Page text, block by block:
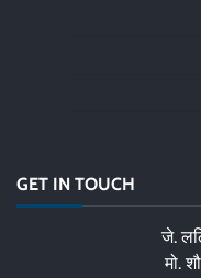
GET IN TOUCH
जे.
मो.